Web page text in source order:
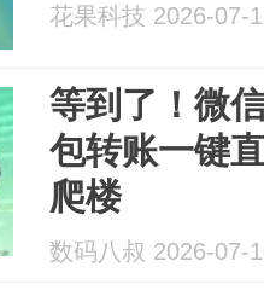
花果科技 2026-07-
等到了！微
包转账一键
爬楼
数码八叔 2026-07-